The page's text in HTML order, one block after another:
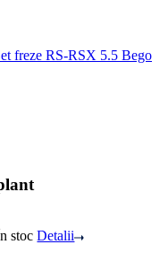
freze RS-RSX 5.5 Bego
stocDetalii